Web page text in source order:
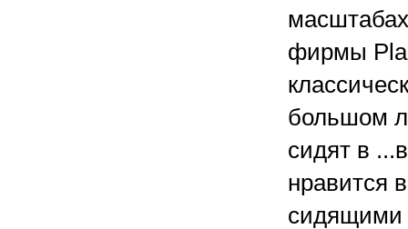
фирмы
большом
сидят в
нравится
сидящими